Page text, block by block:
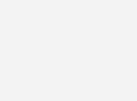
beide Parteien darin
eines jahrelangen
zu suchen. Wenn der
unbedingt darauf
nur vornimmt, wenn er
dahingehend